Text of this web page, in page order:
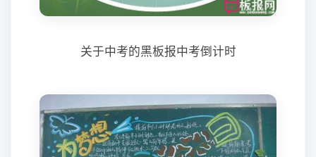
关于中考的黑板报中考倒计时